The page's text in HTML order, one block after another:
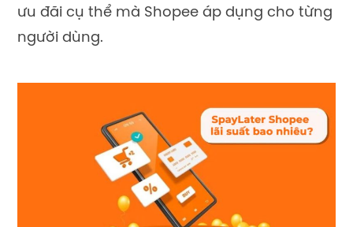
ưu đãi cụ thể mà Shopee áp dụng cho từng
người dùng.